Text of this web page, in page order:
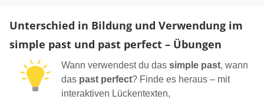
Unterschied in Bildung und Verwendung im
simple past und past perfect – Übungen
Wann verwendest du das simple past, wann
das past perfect? Finde es heraus – mit
interaktiven Lückentexten,